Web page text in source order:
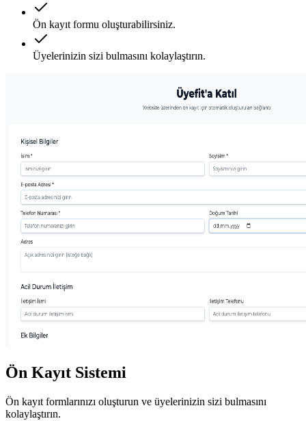
Ön kayıt formu oluşturabilirsiniz.
Üyelerinizin sizi bulmasını kolaylaştırın.
Ön Kayıt Sistemi
Ön kayıt formlarınızı oluşturun ve üyelerinizin sizi bulmasını
kolaylaştırın.